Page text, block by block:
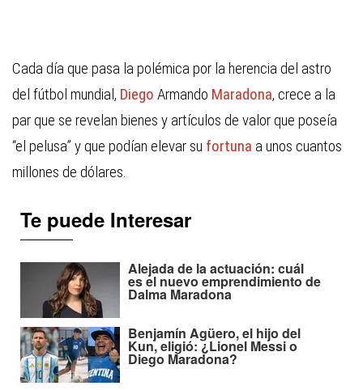
Cada día que pasa la polémica por la herencia del astro
del fútbol mundial, Diego Armando Maradona, crece a la
par que se revelan bienes y artículos de valor que poseía
“el pelusa” y que podían elevar su fortuna a unos cuantos
millones de dólares.
Te puede Interesar
Alejada de la actuación: cuál
es el nuevo emprendimiento de
Dalma Maradona
Benjamín Agüero, el hijo del
Kun, eligió: ¿Lionel Messi o
Diego Maradona?